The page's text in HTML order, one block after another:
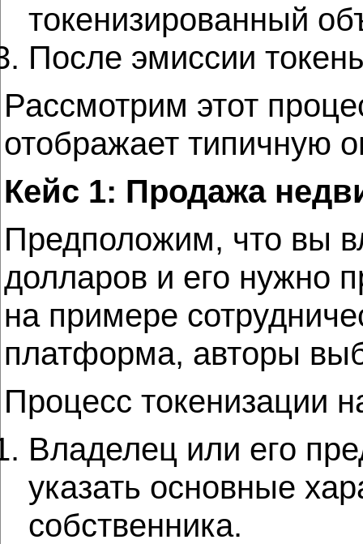
токенизированный
После эмиссии
Рассмотрим этот
отображает типичную
Кейс 1: Продажа
Предположим, что вы
долларов и его нужно
на примере
платформа, авторы
Процесс токенизации
Владелец или его
указать основные
собственника.